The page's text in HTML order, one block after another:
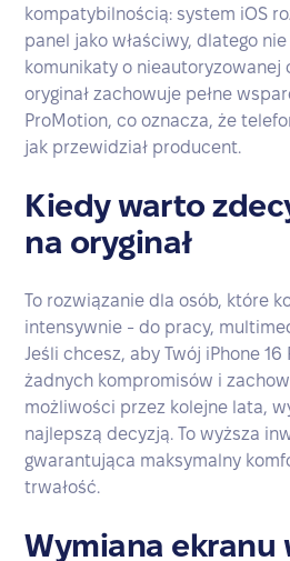
kompatybilnością: system iOS
panel jako właściwy, dlatego
komunikaty o nieautoryzowanej
oryginał zachowuje pełne
ProMotion, co oznacza, że
jak przewidział producent.
Kiedy warto
na oryginał
To rozwiązanie dla osób, które
intensywnie - do pracy,
Jeśli chcesz, aby Twój iPhone 16
żadnych kompromisów i
możliwości przez kolejne lata,
najlepszą decyzją. To wyższa
gwarantująca maksymalny
trwałość.
Wymiana ekranu